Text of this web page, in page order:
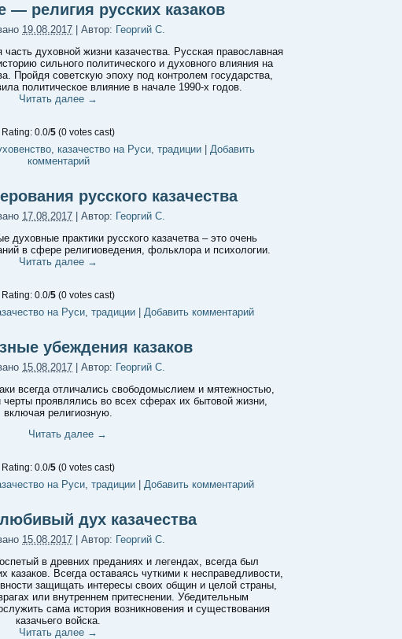
— религия русских казаков
19.08.2017 Автор: Георгий С.
духовной жизни казачества. Русская православная
сильного политического и духовного влияния на
Пройдя советскую эпоху под контролем государства,
политическое влияние в начале 1990-х годов.
Читать далее →
Rating: 0.0/5 (0 votes cast)
, казачество на Руси, традиции
Добавить
комментарий
русского казачества
17.08.2017 Автор: Георгий С.
духовные практики русского казачетва – это очень
в сфере религиоведения, фольклора и психологии.
Читать далее →
Rating: 0.0/5 (0 votes cast)
на Руси, традиции Добавить комментарий
убеждения казаков
15.08.2017 Автор: Георгий С.
всегда отличались свободомыслием и мятежностью,
черты проявлялись во всех сферах их бытовой жизни,
включая религиозную.
Читать далее →
Rating: 0.0/5 (0 votes cast)
на Руси, традиции Добавить комментарий
дух казачества
15.08.2017 Автор: Георгий С.
в древних преданиях и легендах, всегда был
казаков. Всегда оставаясь чуткими к несправедливости,
защищать интересы своих общин и целой страны,
или внутреннем притеснении. Убедительным
сама история возникновения и существования
казачьего войска.
Читать далее →